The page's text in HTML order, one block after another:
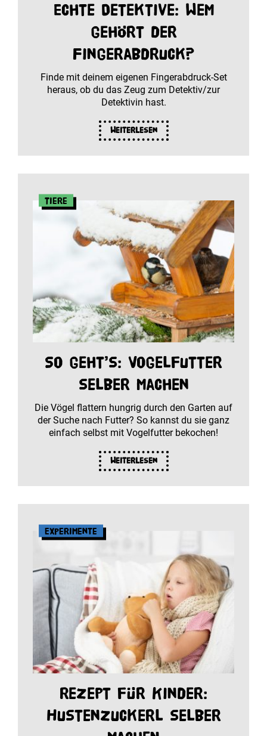
Echte Detektive: Wem
gehört der
Fingerabdruck?
Finde mit deinem eigenen Fingerabdruck-Set
heraus, ob du das Zeug zum Detektiv/zur
Detektivin hast.
Weiterlesen
Tiere
So geht’s: Vogelfutter
selber machen
Die Vögel flattern hungrig durch den Garten auf
der Suche nach Futter? So kannst du sie ganz
einfach selbst mit Vogelfutter bekochen!
Weiterlesen
Experimente
Rezept für Kinder:
Hustenzuckerl selber